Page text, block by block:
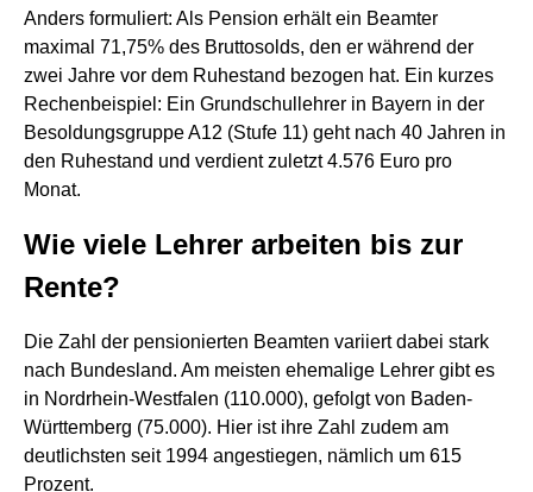
Anders formuliert: Als Pension erhält ein Beamter
maximal 71,75% des Bruttosolds, den er während der
zwei Jahre vor dem Ruhestand bezogen hat. Ein kurzes
Rechenbeispiel: Ein Grundschullehrer in Bayern in der
Besoldungsgruppe A12 (Stufe 11) geht nach 40 Jahren in
den Ruhestand und verdient zuletzt 4.576 Euro pro
Monat.
Wie viele Lehrer arbeiten bis zur
Rente?
Die Zahl der pensionierten Beamten variiert dabei stark
nach Bundesland. Am meisten ehemalige Lehrer gibt es
in Nordrhein-Westfalen (110.000), gefolgt von Baden-
Württemberg (75.000). Hier ist ihre Zahl zudem am
deutlichsten seit 1994 angestiegen, nämlich um 615
Prozent.